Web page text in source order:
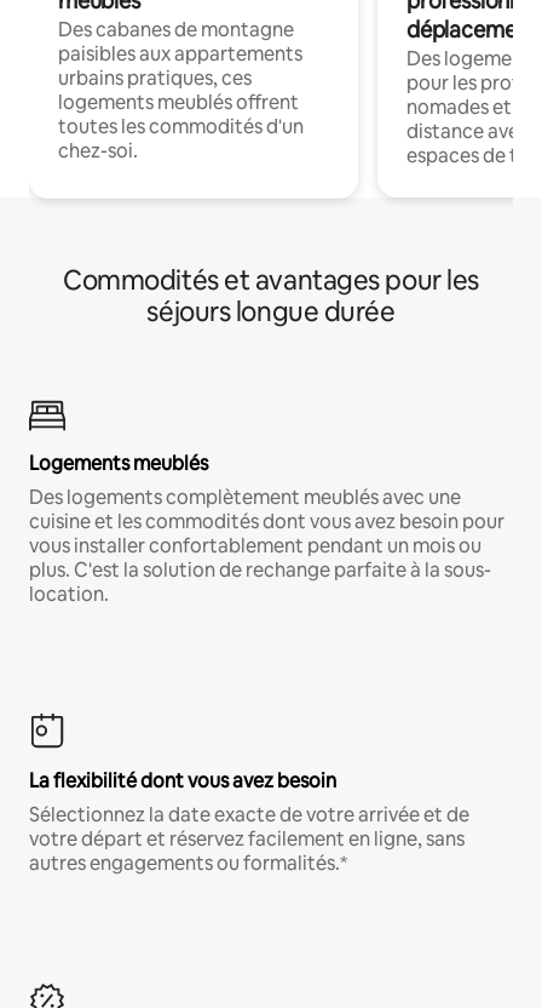
Des cabanes de montagne
paisibles aux appartements
urbains pratiques, ces
logements meublés offrent
toutes les commodités d'un
chez-soi.
déplacement
Des
pour les
nomades et
distance avec
espaces de
Commodités et avantages pour les
séjours longue durée
Logements meublés
Des logements complètement meublés avec une
cuisine et les commodités dont vous avez besoin pour
vous installer confortablement pendant un mois ou
plus. C'est la solution de rechange parfaite à la sous-
location.
La flexibilité dont vous avez besoin
Sélectionnez la date exacte de votre arrivée et de
votre départ et réservez facilement en ligne, sans
autres engagements ou formalités.*